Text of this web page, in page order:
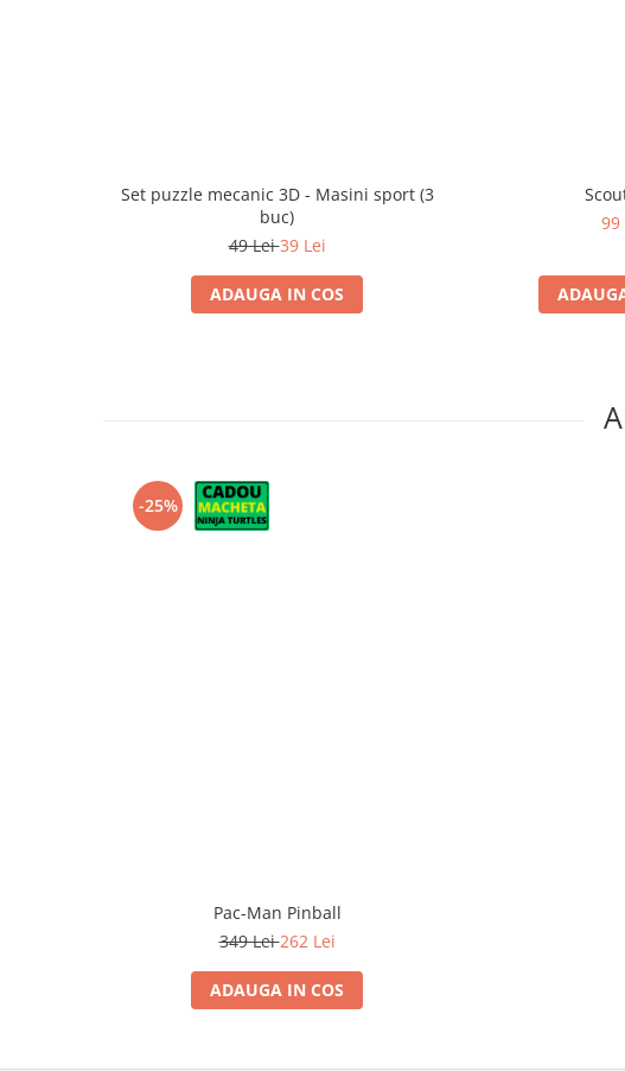
Set puzzle mecanic 3D - Masini sport (3
buc)
49 Lei39 Lei
ADAUGA IN COS
99
-25%
Pac-Man Pinball
349 Lei262 Lei
ADAUGA IN COS